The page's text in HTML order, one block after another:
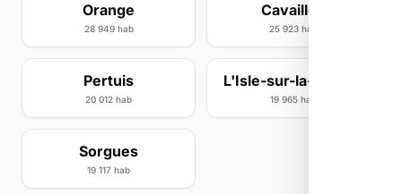
Orange
28 949 hab
Cavaillon
25 923 hab
Pertuis
20 012 hab
L'Isle-sur-la-Sorgue
19 965 hab
Sorgues
19 117 hab